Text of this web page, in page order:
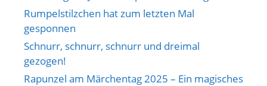
Rumpelstilzchen hat zum letzten Mal
gesponnen
Schnurr, schnurr, schnurr und dreimal
gezogen!
Rapunzel am Märchentag 2025 – Ein magisches